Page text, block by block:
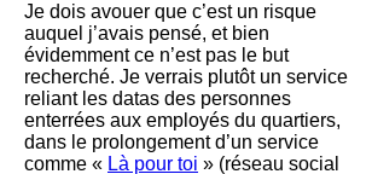
Je dois avouer que c’est un risque
auquel j’avais pensé, et bien
évidemment ce n’est pas le but
recherché. Je verrais plutôt un service
reliant les datas des personnes
enterrées aux employés du quartiers,
dans le prolongement d’un service
comme « Là pour toi » (réseau social